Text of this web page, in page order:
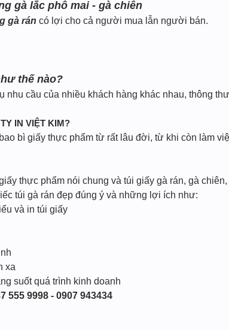
gà lắc phô mai - gà chiên
gà rán có lợi cho cả người mua lẫn người bán.
thế nào?
nhu cầu của nhiều khách hàng khác nhau, thông
IN VIỆT KIM?
bì giấy thực phẩm từ rất lâu đời, từ khi còn làm
thực phẩm nói chung và túi giấy gà rán, gà
túi gà rán đẹp đúng ý và những lợi ích như:
và in túi giấy
xa
suốt quá trình kinh doanh
555 9998 - 0907 943434